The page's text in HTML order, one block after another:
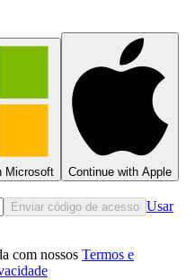
Microsoft Continue with Apple
Enviar código de acesso Usar
com nossos Termos e